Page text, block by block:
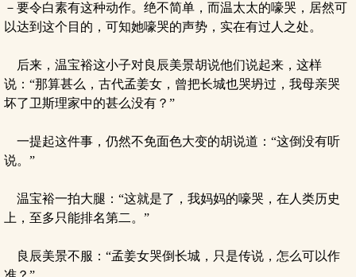
－要令白素有这种动作。绝不简单，而温太太的嚎哭，居然可
以达到这个目的，可知她嚎哭的声势，实在有过人之处。
后来，温宝裕这小子对良辰美景胡说他们说起来，这样
说：“那算甚么，古代孟姜女，曾把长城也哭坍过，我母亲哭
坏了卫斯理家中的甚么没有？”
一提起这件事，仍然不免面色大变的胡说道：“这倒没有听
说。”
温宝裕一拍大腿：“这就是了，我妈妈的嚎哭，在人类历史
上，至多只能排名第二。”
良辰美景不服：“孟姜女哭倒长城，只是传说，怎么可以作